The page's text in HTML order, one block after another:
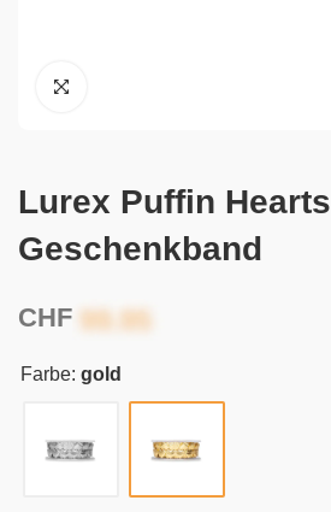
Lurex Puffin Hearts
Geschenkband
CHF
Farbe: gold